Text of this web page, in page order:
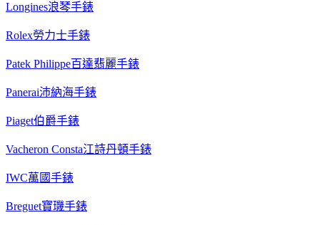
Longines浪琴手錶
Rolex勞力士手錶
Patek Philippe百達翡麗手錶
Panerai沛納海手錶
Piaget伯爵手錶
Vacheron Consta江詩丹頓手錶
IWC萬國手錶
Breguet寶璣手錶